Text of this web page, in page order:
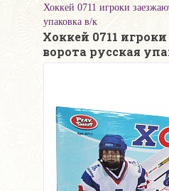
Хоккей 0711 игроки
упаковка в/к
Хоккей 0711
ворота русская